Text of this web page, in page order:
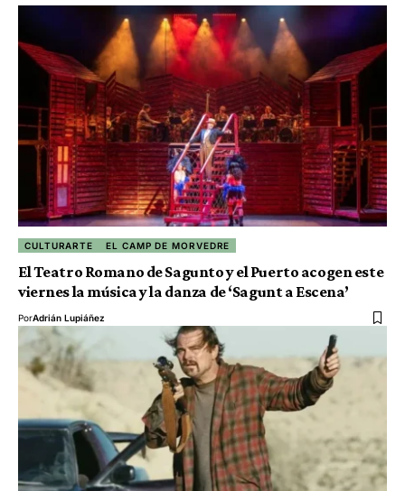
CULTURARTE EL CAMP DE MORVEDRE
El Teatro Romano de Sagunto y el Puerto acogen este
viernes la música y la danza de ‘Sagunt a Escena’
PorAdrián Lupiáñez